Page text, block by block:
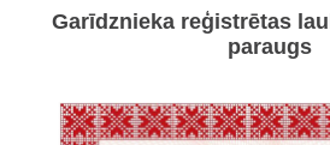
Garīdznieka reģistrētas
paraugs